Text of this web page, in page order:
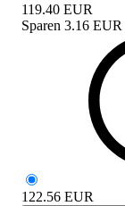
119.40 EUR
Sparen 3.16 EUR
122.56 EUR